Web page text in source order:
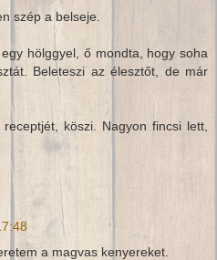
szép a belseje.
hölggyel, ő mondta, hogy soha
Beleteszi az élesztőt, de már
köszi. Nagyon fincsi lett,
a magvas kenyereket.